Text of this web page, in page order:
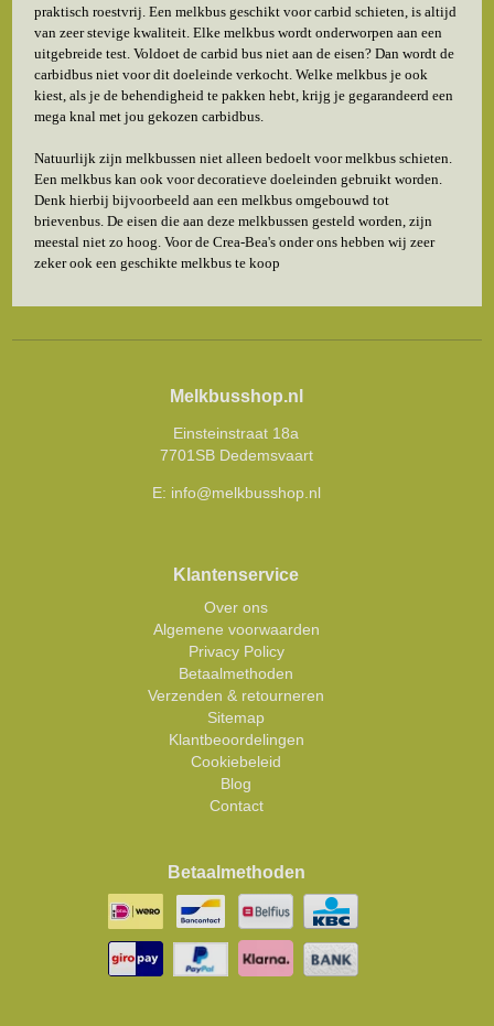
praktisch roestvrij. Een melkbus geschikt voor carbid schieten, is altijd
van zeer stevige kwaliteit. Elke melkbus wordt onderworpen aan een
uitgebreide test. Voldoet de carbid bus niet aan de eisen? Dan wordt de
carbidbus niet voor dit doeleinde verkocht. Welke melkbus je ook
kiest, als je de behendigheid te pakken hebt, krijg je gegarandeerd een
mega knal met jou gekozen carbidbus.
Natuurlijk zijn melkbussen niet alleen bedoelt voor melkbus schieten.
Een melkbus kan ook voor decoratieve doeleinden gebruikt worden.
Denk hierbij bijvoorbeeld aan een melkbus omgebouwd tot
brievenbus. De eisen die aan deze melkbussen gesteld worden, zijn
meestal niet zo hoog. Voor de Crea-Bea's onder ons hebben wij zeer
zeker ook een geschikte melkbus te koop
Melkbusshop.nl
Einsteinstraat 18a
7701SB Dedemsvaart
E: info@melkbusshop.nl
Klantenservice
Over ons
Algemene voorwaarden
Privacy Policy
Betaalmethoden
Verzenden & retourneren
Sitemap
Klantbeoordelingen
Cookiebeleid
Blog
Contact
Betaalmethoden